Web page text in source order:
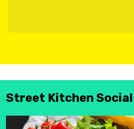
Street Kitchen